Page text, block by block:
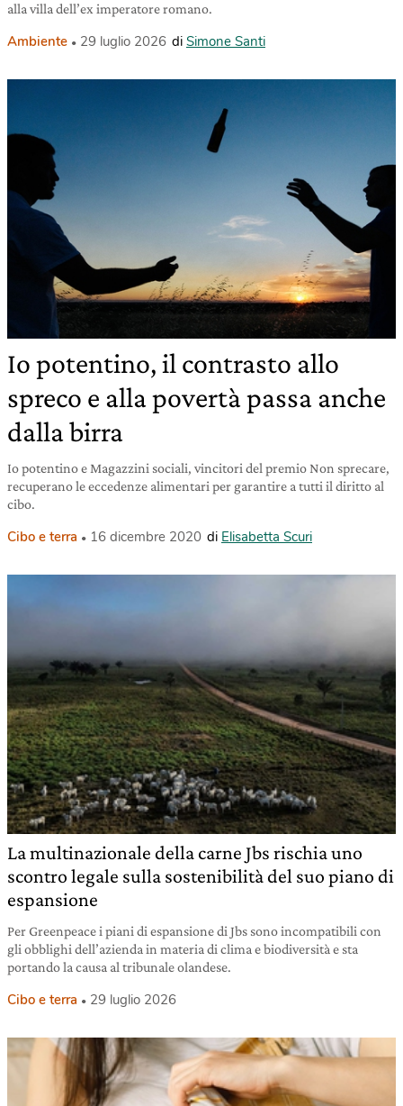
alla villa dell’ex imperatore romano.
Ambiente 29 luglio 2026 di Simone Santi
Io potentino, il contrasto allo
spreco e alla povertà passa anche
dalla birra
Io potentino e Magazzini sociali, vincitori del premio Non sprecare,
recuperano le eccedenze alimentari per garantire a tutti il diritto al
cibo.
Cibo e terra 16 dicembre 2020 di Elisabetta Scuri
La multinazionale della carne Jbs rischia uno
scontro legale sulla sostenibilità del suo piano di
espansione
Per Greenpeace i piani di espansione di Jbs sono incompatibili con
gli obblighi dell’azienda in materia di clima e biodiversità e sta
portando la causa al tribunale olandese.
Cibo e terra 29 luglio 2026